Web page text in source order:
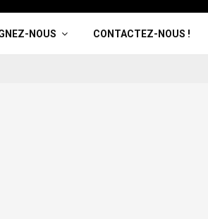
NOUS CONTACTEZ-NOUS !